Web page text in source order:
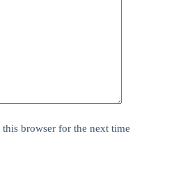
browser for the next time